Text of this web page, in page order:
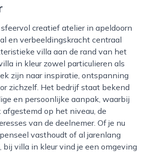
en verbeeldingskracht centraal
villa aan de rand van het
in kleur zowel particulieren als
zijn naar inspiratie, ontspanning
zichzelf. Het bedrijf staat bekend
en persoonlijke aanpak, waarbij
op het niveau, de
van de deelnemer. Of je nu
vasthoudt of al jarenlang
villa in kleur vind je een omgeving